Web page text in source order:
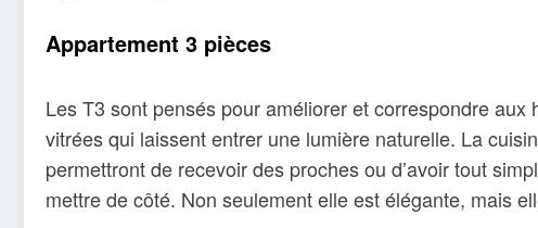
Appartement 3 pièces
Les T3 sont pensés pour améliorer et correspondre
vitrées qui laissent entrer une lumière naturelle. La
permettront de recevoir des proches ou d’avoir tout
mettre de côté. Non seulement elle est élégante, mais